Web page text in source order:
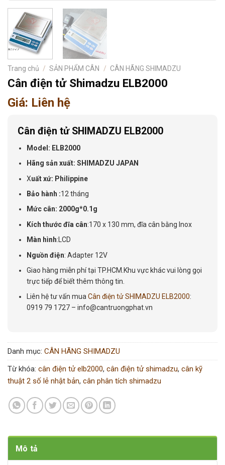
Trang chủ / SẢN PHẨM CÂN / CÂN HÃNG SHIMADZU
Cân điện tử Shimadzu ELB2000
Giá: Liên hệ
Cân điện tử SHIMADZU ELB2000
Model: ELB2000
Hãng sản xuất: SHIMADZU JAPAN
Xuất xứ: Philippine
Bảo hành :12 tháng
Mức cân: 2000g*0.1g
Kích thước đĩa cân:170 x 130 mm, đĩa cân bằng Inox
Màn hình:LCD
Nguồn điện: Adapter 12V
Giao hàng miễn phí tại TP.HCM.Khu vực khác vui lòng gọi
trực tiếp để biết thêm thông tin.
Liên hệ tư vấn muaCân điện tử SHIMADZU ELB2000:
0919 79 1727 – info@cantruongphat.vn
Danh mục: CÂN HÃNG SHIMADZU
Từ khóa: cân điện tử elb2000, cân điện tử shimadzu, cân kỹ
thuật 2 số lẻ nhật bản, cân phân tích shimadzu
Mô tả